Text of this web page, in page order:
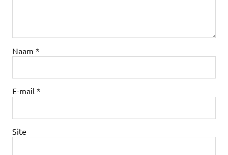
Naam *
E-mail *
Site